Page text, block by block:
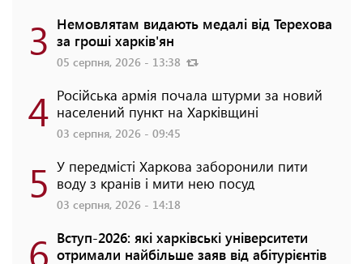
3 Немовлятам видають медалі від Терехова
за гроші харків'ян
05 серпня, 2026 - 13:38
4 Російська армія почала штурми за новий
населений пункт на Харківщині
03 серпня, 2026 - 09:45
5 У передмісті Харкова заборонили пити
воду з кранів і мити нею посуд
03 серпня, 2026 - 14:18
6 Вступ-2026: які харківські університети
отримали найбільше заяв від абітурієнтів